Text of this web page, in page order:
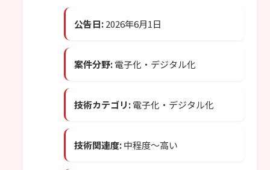
公告日:2026年6月1日
案件分野:電子化・デジタル化
技術カテゴリ:電子化・デジタル化
技術関連度:中程度〜高い